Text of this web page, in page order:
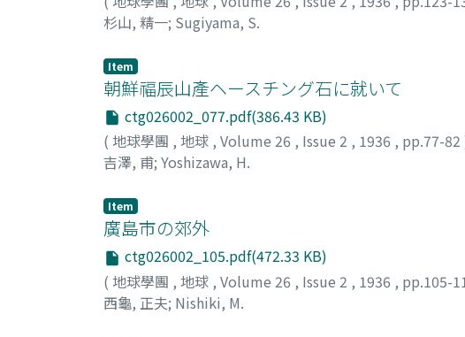
杉山, 精一; Sugiyama, S.
Item
朝鮮福辰山產ヘースチング石に就いて
ctg026002_077.pdf(386.43 KB)
( 地球學團 , 地球 , Volume 26 , Issue 2 , 1936 , pp.77-82
吉澤, 甫; Yoshizawa, H.
Item
廣島市の郊外
ctg026002_105.pdf(472.33 KB)
( 地球學團 , 地球 , Volume 26 , Issue 2 , 1936 , pp.105-
西龜, 正夫; Nishiki, M.